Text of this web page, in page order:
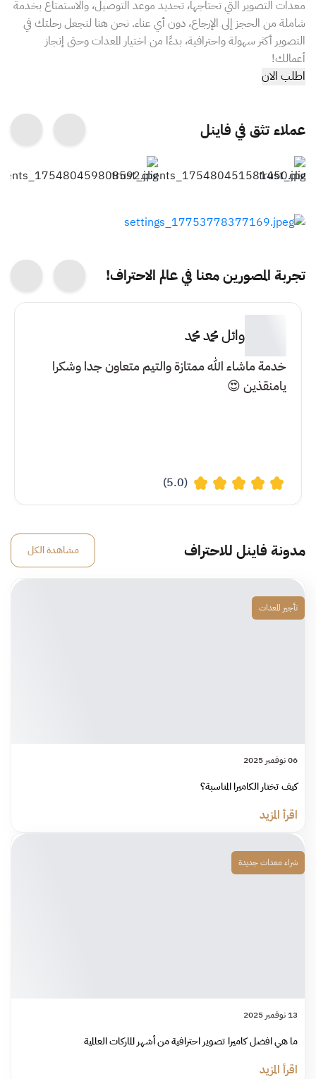
معدات التصوير التي تحتاجها، تحديد موعد التوصيل، والاستمتاع بخدمة
شاملة من الحجز إلى الإرجاع، دون أي عناء. نحن هنا لنجعل رحلتك في
التصوير أكثر سهولة واحترافية، بدءًا من اختيار المعدات وحتى إنجاز
أعمالك!
اطلب الان
عملاء تثق في فاينل
تجربة المصورين معنا في عالم الاحتراف!
وائل محمد محمد
خدمة ماشاء الله ممتازة والتيم متعاون جدا وشكرا
يامنقذين 😍
مدونة فاينل للاحتراف مشاهدة الكل
تأجير المعدات
06 نوفمبر 2025
كيف تختار الكاميرا المناسبة؟
اقرأ المزيد
شراء معدات جديدة
13 نوفمبر 2025
ما هي افضل كاميرا تصوير احترافية من أشهر الماركات العالمية
اقرأ المزيد